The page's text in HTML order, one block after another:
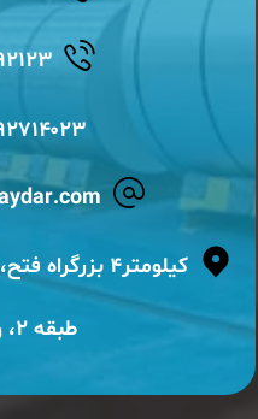
کیلومتر۴
طبقه ۲، واحد۵